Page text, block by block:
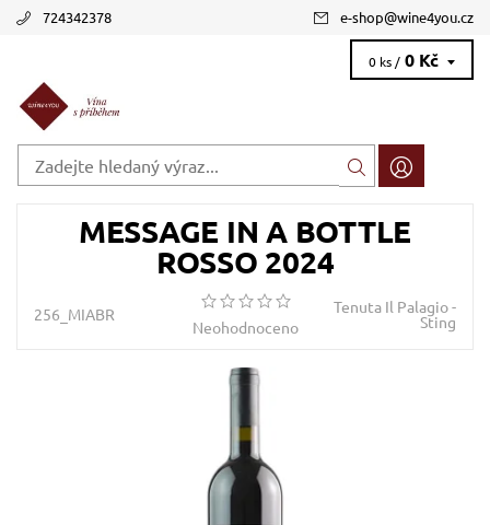
724342378 e-shop@wine4you.cz
0 ks / 0 Kč
MESSAGE IN A BOTTLE
ROSSO 2024
256_MIABR
Neohodnoceno
Tenuta Il Palagio -
Sting